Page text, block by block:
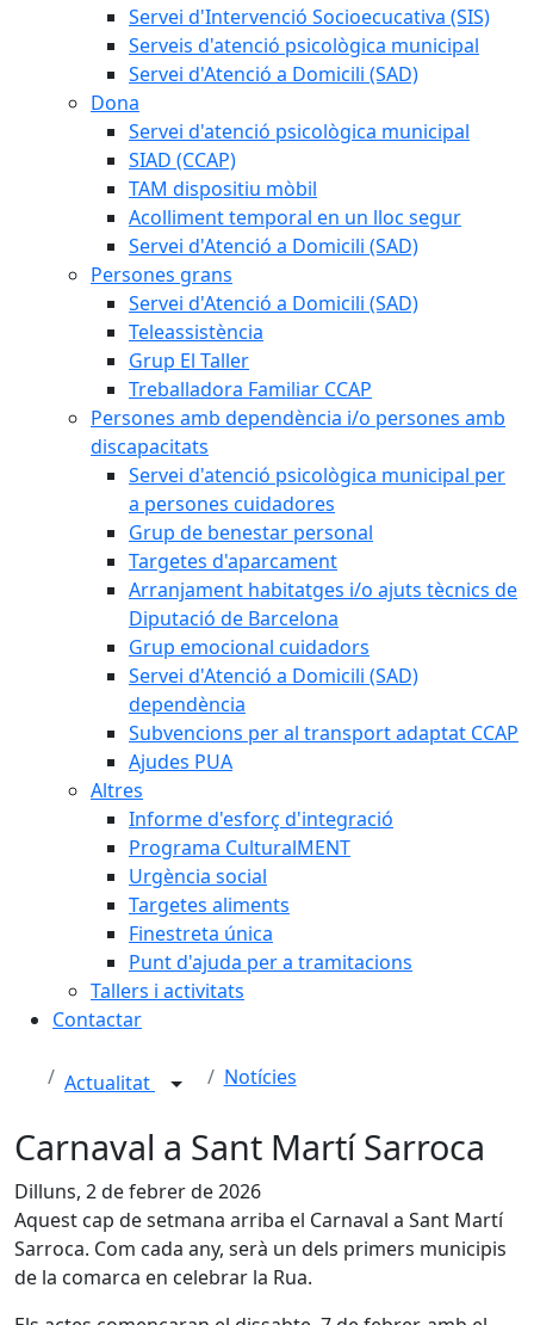
Servei d'Intervenció Socioecucativa (SIS)
Serveis d'atenció psicològica municipal
Servei d'Atenció a Domicili (SAD)
Dona
Servei d'atenció psicològica municipal
SIAD (CCAP)
TAM dispositiu mòbil
Acolliment temporal en un lloc segur
Servei d'Atenció a Domicili (SAD)
Persones grans
Servei d'Atenció a Domicili (SAD)
Teleassistència
Grup El Taller
Treballadora Familiar CCAP
Persones amb dependència i/o persones amb
discapacitats
Servei d'atenció psicològica municipal per
a persones cuidadores
Grup de benestar personal
Targetes d'aparcament
Arranjament habitatges i/o ajuts tècnics de
Diputació de Barcelona
Grup emocional cuidadors
Servei d'Atenció a Domicili (SAD)
dependència
Subvencions per al transport adaptat CCAP
Ajudes PUA
Altres
Informe d'esforç d'integració
Programa CulturalMENT
Urgència social
Targetes aliments
Finestreta única
Punt d'ajuda per a tramitacions
Tallers i activitats
Contactar
Actualitat Notícies
Carnaval a Sant Martí Sarroca
Dilluns, 2 de febrer de 2026
Aquest cap de setmana arriba el Carnaval a Sant Martí
Sarroca. Com cada any, serà un dels primers municipis
de la comarca en celebrar la Rua.